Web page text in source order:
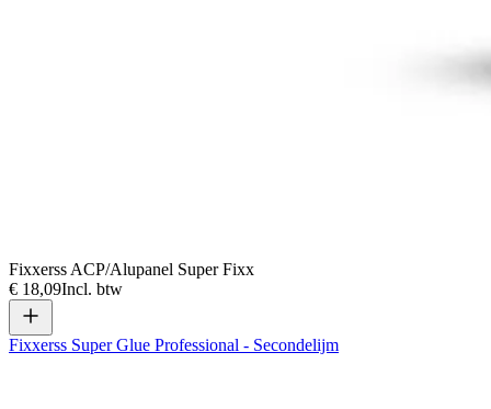
Fixxerss ACP/Alupanel Super Fixx
€ 18,09Incl. btw
Fixxerss Super Glue Professional - Secondelijm